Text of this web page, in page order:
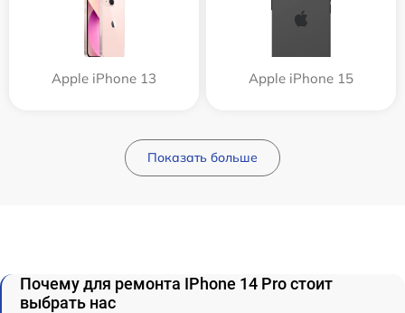
Apple iPhone 13 Apple iPhone 15
Показать больше
Почему для ремонта IPhone 14 Pro стоит
выбрать нас